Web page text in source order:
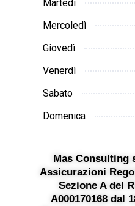
Martedì
Mercoledì
Giovedì
Venerdì
Sabato
Domenica
Mas Consulting
Assicurazioni
Sezione A del
A000170168 dal